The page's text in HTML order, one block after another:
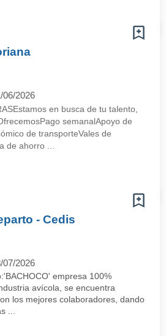
06/2026
en busca de tu talento,
semanalApoyo de
de transporteVales de
de ahorro ...
- Cedis
07/2026
empresa 100%
avícola, se encuentra
los mejores colaboradores, dando
...